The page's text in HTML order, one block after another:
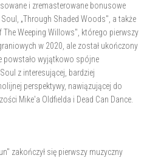
i zremasterowane bonusowe
„Through Shaded Woods", a także
The Weeping Willows", którego pierwszy
w 2020, ale został ukończony
powstało wyjątkowo spójne
z interesującej, bardziej
perspektywy, nawiązującej do
Mike'a Oldfielda i Dead Can Dance.
zakończył się pierwszy muzyczny